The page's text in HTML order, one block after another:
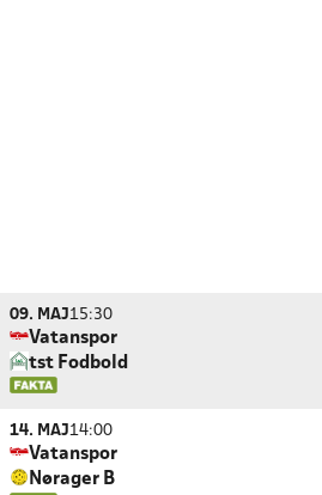
09. MAJ15:30
Vatanspor
tst Fodbold
14. MAJ14:00
Vatanspor
Nørager B